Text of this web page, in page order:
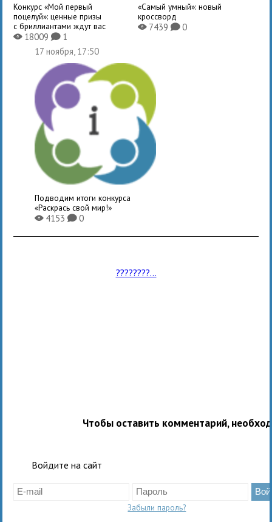
Конкурс «Мой первый
поцелуй»: ценные призы
с бриллиантами ждут вас
X18009K1
«Самый умный»: новый
кроссворд
X7439 K0
17 ноября, 17:50
Подводим итоги конкурса
«Раскрась свой мир!»
X4153K0
????????...
Чтобы оставить комментарий,
Войдите на сайт
Забыли пароль?